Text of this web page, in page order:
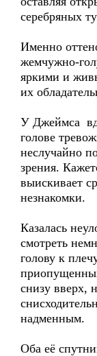
серебряных
Именно
жемчужно-
яркими и
их
У Джеймса
голове
неслучайно
зрения.
выискивает
незнакомки.
Казалась
смотреть
голову к
снизу вверх,
надменным.
Оба её